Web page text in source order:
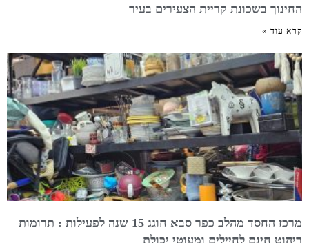
החינוך בשכונת קריית הצעירים בעיר
קרא עוד »
מרכז החסד מהלב כפר סבא חוגג 15 שנה לפעילות : תרומות